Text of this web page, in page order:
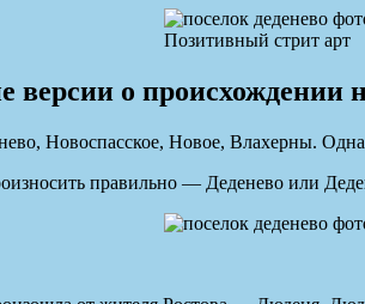
Позитивный стрит арт
о происхождении
Новоспасское, Новое, Влахерны.
правильно — Деденево или